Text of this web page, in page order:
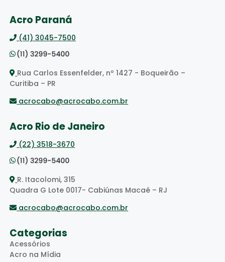
Acro Paraná
(41) 3045-7500
Rua Carlos Essenfelder, nº 1427 - Boqueirão –
Curitiba – PR
acrocabo@acrocabo.com.br
Acro Rio de Janeiro
(22) 3518-3670
R. Itacolomi, 315
Quadra G Lote 0017- Cabiúnas Macaé – RJ
acrocabo@acrocabo.com.br
Categorias
Acessórios
Acro na Mídia